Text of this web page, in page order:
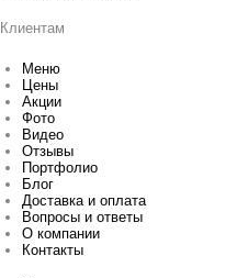
Клиентам
Меню
Цены
Акции
Фото
Видео
Отзывы
Портфолио
Блог
Доставка и оплата
Вопросы и ответы
О компании
Контакты